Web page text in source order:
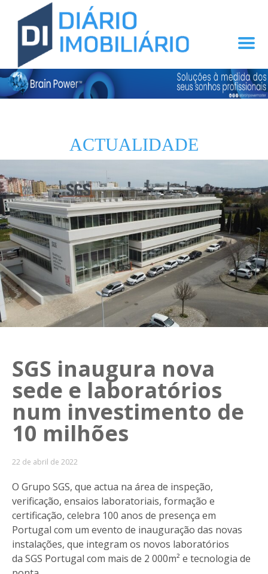
ACTUALIDADE
SGS inaugura nova
sede e laboratórios
num investimento de
10 milhões
22 de abril de 2022
O Grupo SGS, que actua na área de inspeção,
verificação, ensaios laboratoriais, formação e
certificação, celebra 100 anos de presença em
Portugal com um evento de inauguração das novas
instalações, que integram os novos laboratórios
da SGS Portugal com mais de 2 000m² e tecnologia de